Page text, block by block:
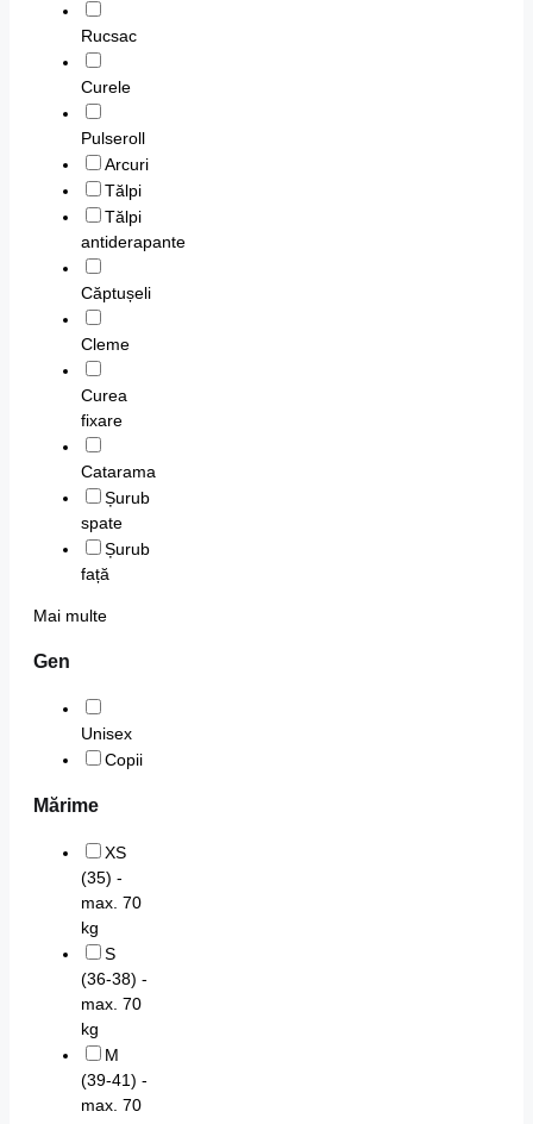
Rucsac
Curele
Pulseroll
Arcuri
Tălpi
Tălpi
antiderapante
Căptușeli
Cleme
Curea
fixare
Catarama
Șurub
spate
Șurub
față
Mai multe
Gen
Unisex
Copii
Mărime
XS
(35) -
max. 70
kg
S
(36-38) -
max. 70
kg
M
(39-41) -
max. 70